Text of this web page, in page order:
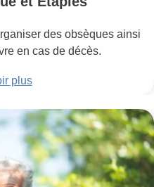
des obsèques ainsi
en cas de décès.
plus